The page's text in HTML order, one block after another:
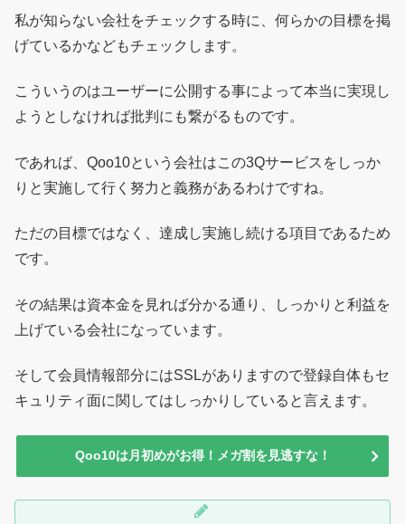
私が知らない会社をチェックする時に、何らかの目標を掲
げているかなどもチェックします。
こういうのはユーザーに公開する事によって本当に実現し
ようとしなければ批判にも繋がるものです。
であれば、Qoo10という会社はこの3Qサービスをしっか
りと実施して行く努力と義務があるわけですね。
ただの目標ではなく、達成し実施し続ける項目であるため
です。
その結果は資本金を見れば分かる通り、しっかりと利益を
上げている会社になっています。
そして会員情報部分にはSSLがありますので登録自体もセ
キュリティ面に関してはしっかりしていると言えます。
Qoo10は月初めがお得！メガ割を見逃すな！